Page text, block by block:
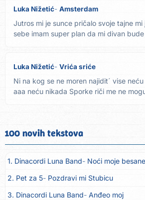
Luka Nižetić Amsterdam
Jutros mi je sunce pričalo svoje tajne mi
sebe imam super plan da mi divan
Luka Nižetić Vrića sriće
Ni na kog se ne moren najidit´ vise
aaa neću nikada Sporke riči me ne
100 novih tekstova
1. Dinacordi Luna Band Noći moje besane
2. Pet za 5 Pozdravi mi Stubicu
3. Dinacordi Luna Band Anđeo moj